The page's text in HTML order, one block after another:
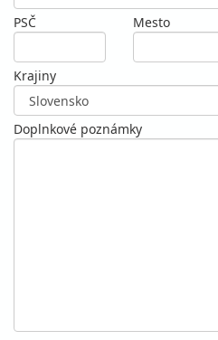
PSČ Mesto
Krajiny
Doplnkové poznámky